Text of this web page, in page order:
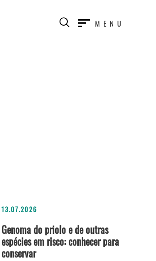
MENU
13.07.2026
Genoma do priolo e de outras
espécies em risco: conhecer para
conservar